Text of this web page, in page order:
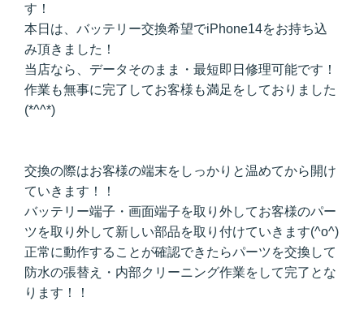
す！
本日は、バッテリー交換希望でiPhone14をお持ち込
み頂きました！
当店なら、データそのまま・最短即日修理可能です！
作業も無事に完了してお客様も満足をしておりました
(*^^*)
交換の際はお客様の端末をしっかりと温めてから開け
ていきます！！
バッテリー端子・画面端子を取り外してお客様のパー
ツを取り外して新しい部品を取り付けていきます(^o^)
正常に動作することが確認できたらパーツを交換して
防水の張替え・内部クリーニング作業をして完了とな
ります！！